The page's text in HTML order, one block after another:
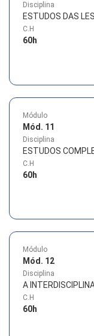
Disciplina
ESTUDOS DAS
C.H
60h
Módulo
Mód. 11
Disciplina
ESTUDOS
C.H
60h
Módulo
Mód. 12
Disciplina
A
C.H
60h